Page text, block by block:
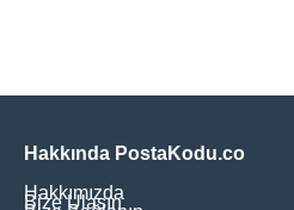
Hakkında PostaKodu.co
Hakkımızda
Bize Ulaşın